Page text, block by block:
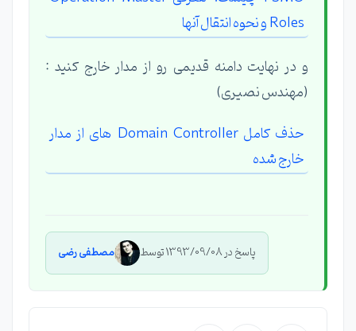
Roles و نحوه انتقال آنها
و در نهایت دامنه قدیمی رو از مدار خارج کنید :
(مهندس نصیری)
حذف کامل Domain Controller های از مدار
خارج شده
پاسخ در 1393/09/08 توسط مصطفی رضی